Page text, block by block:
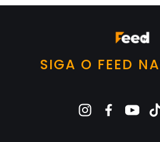
SIGA O FEED